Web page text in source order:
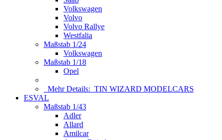
Volkswagen
Volvo
Volvo Rallye
Westfalia
Maßstab 1/24
Volkswagen
Maßstab 1/18
Opel
Mehr Details: TIN WIZARD MODELCARS
ESVAL
Maßstab 1/43
Adler
Allard
Amilcar